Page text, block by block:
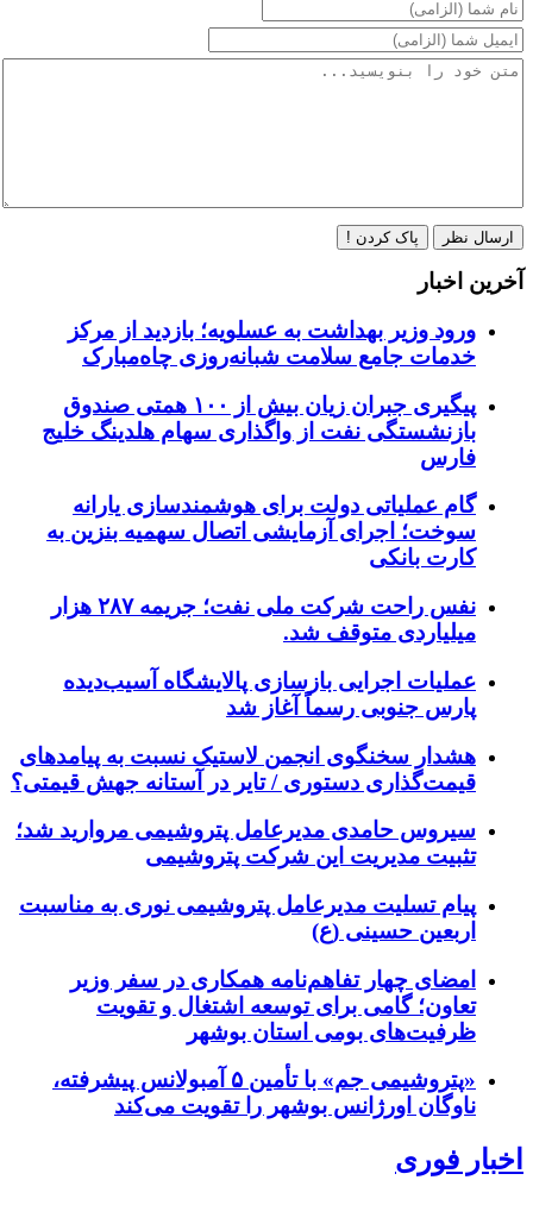
ارسال نظر پاک کردن !
آخرین اخبار
ورود وزیر بهداشت به عسلویه؛ بازدید از مرکز
خدمات جامع سلامت شبانه‌روزی چاه‌مبارک
پیگیری جبران زیان بیش از ۱۰۰ همتی صندوق
بازنشستگی نفت از واگذاری سهام هلدینگ خلیج
فارس
گام عملیاتی دولت برای هوشمندسازی یارانه
سوخت؛ اجرای آزمایشی اتصال سهمیه بنزین به
کارت بانکی
نفس راحت شرکت ملی نفت؛ جریمه ۲۸۷ هزار
میلیاردی متوقف شد.
عملیات اجرایی بازسازی پالایشگاه آسیب‌دیده
پارس جنوبی رسماً آغاز شد
هشدار سخنگوی انجمن لاستیک نسبت به پیامدهای
قیمت‌گذاری دستوری / تایر در آستانه جهش قیمتی؟
سیروس حامدی مدیرعامل پتروشیمی مروارید شد؛
تثبیت مدیریت این شرکت پتروشیمی
پیام تسلیت مدیرعامل پتروشیمی نوری به مناسبت
اربعین حسینی (ع)
امضای چهار تفاهم‌نامه همکاری در سفر وزیر
تعاون؛ گامی برای توسعه اشتغال و تقویت
ظرفیت‌های بومی استان بوشهر
«پتروشیمی جم» با تأمین ۵ آمبولانس پیشرفته،
ناوگان اورژانس بوشهر را تقویت می‌کند
اخبار فوری